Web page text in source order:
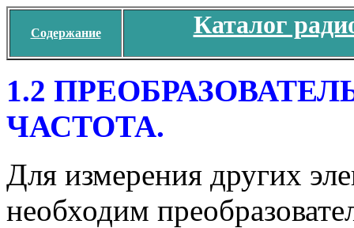
Содержание Каталог
1.2
ЧАСТОТА.
Для измерения других
необходим